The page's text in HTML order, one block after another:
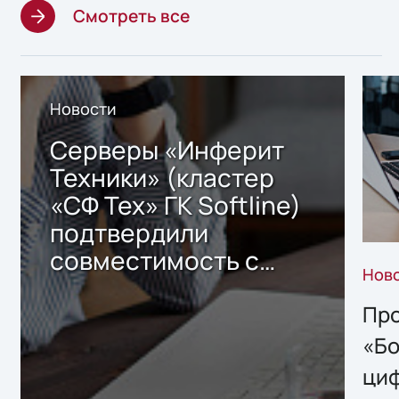
Смотреть все
Новости
Серверы «Инферит
Техники» (кластер
«СФ Тех» ГК Softline)
подтвердили
совместимость с
решением Sharx
Storage 2.x для
хранения данных